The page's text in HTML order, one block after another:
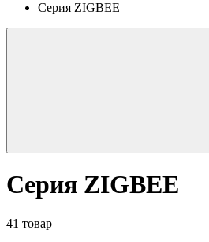
Серия ZIGBEE
Серия ZIGBEE
41 товар